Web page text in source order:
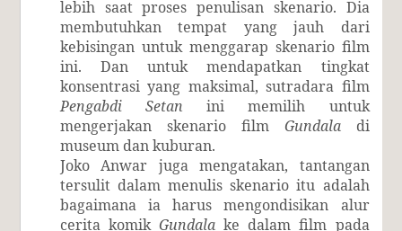
lebih saat proses penulisan skenario. Dia
membutuhkan tempat yang jauh dari
kebisingan untuk menggarap skenario film
ini. Dan untuk mendapatkan tingkat
konsentrasi yang maksimal, sutradara film
Pengabdi Setan ini memilih untuk
mengerjakan skenario film Gundaladi
museum dan kuburan.
Joko Anwar juga mengatakan, tantangan
tersulit dalam menulis skenario itu adalah
bagaimana ia harus mengondisikan alur
cerita komikGundala ke dalam film pada